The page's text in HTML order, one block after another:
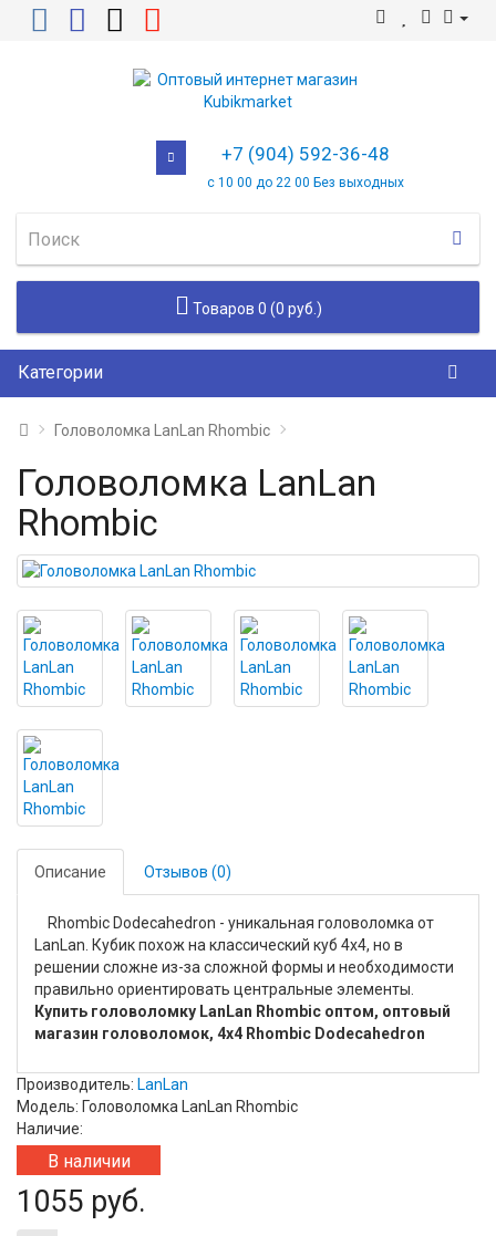
+7 (904) 592-36-48
с 10 00 до 22 00 Без выходных
Товаров 0 (0 руб.)
Категории
Головоломка LanLan Rhombic
Головоломка LanLan
Rhombic
Описание Отзывов (0)
Rhombic Dodecahedron - уникальная головоломка от
LanLan. Кубик похож на классический куб 4x4, но в
решении сложне из-за сложной формы и необходимости
правильно ориентировать центральные элементы.
Купить головоломку LanLan Rhombic оптом, оптовый
магазин головоломок, 4x4 Rhombic Dodecahedron
Производитель: LanLan
Модель: Головоломка LanLan Rhombic
Наличие:
В наличии
1055 руб.